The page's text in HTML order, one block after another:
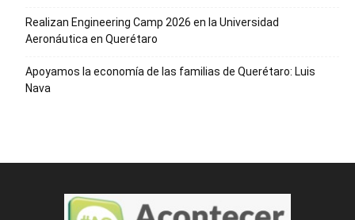
Realizan Engineering Camp 2026 en la Universidad
Aeronáutica en Querétaro
Apoyamos la economía de las familias de Querétaro: Luis
Nava